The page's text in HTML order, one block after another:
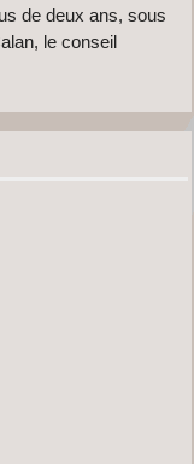
de deux ans, sous
le conseil